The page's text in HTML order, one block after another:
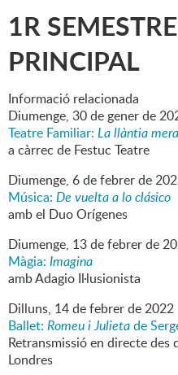
1R
PRINCIPAL
Informació relacionada
Diumenge, 30de generde
Teatre Familiar: La llàntia
a càrrec de Festuc Teatre
Diumenge, 6defebrerde
Música: De vuelta a lo clásico
amb el Duo Orígenes
Diumenge, 13defebrerde
Màgia: Imagina
amb Adagio Il·lusionista
Dilluns, 14defebrerde2022
Ballet: Romeu i Julietade
Retransmissió en directe des
Londres